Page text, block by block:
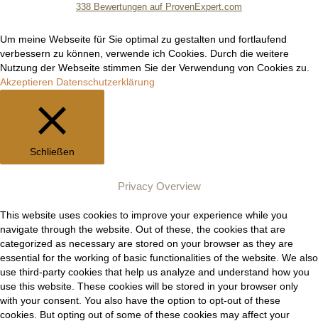
Manuel Epli
338 Bewertungen auf ProvenExpert.com
Um meine Webseite für Sie optimal zu gestalten und fortlaufend
verbessern zu können, verwende ich Cookies. Durch die weitere
Nutzung der Webseite stimmen Sie der Verwendung von Cookies zu.
Akzeptieren Datenschutzerklärung
Schließen
Privacy Overview
This website uses cookies to improve your experience while you
navigate through the website. Out of these, the cookies that are
categorized as necessary are stored on your browser as they are
essential for the working of basic functionalities of the website. We also
use third-party cookies that help us analyze and understand how you
use this website. These cookies will be stored in your browser only
with your consent. You also have the option to opt-out of these
cookies. But opting out of some of these cookies may affect your